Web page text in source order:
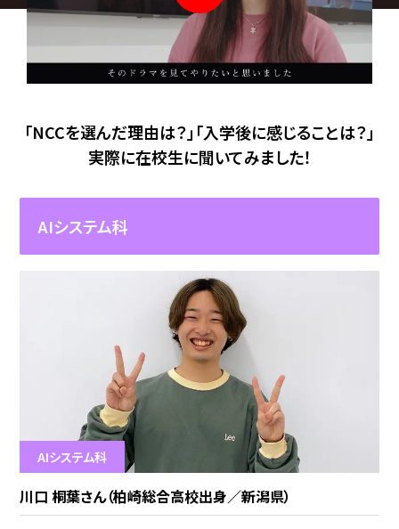
「NCCを選んだ理由は？」「入学後に感じることは？」
実際に在校生に聞いてみました！
AIシステム科
AIシステム科
川口 桐葉さん（柏崎総合高校出身／新潟県）